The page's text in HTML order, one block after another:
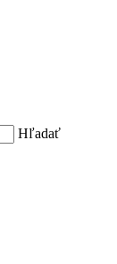
Hľadať